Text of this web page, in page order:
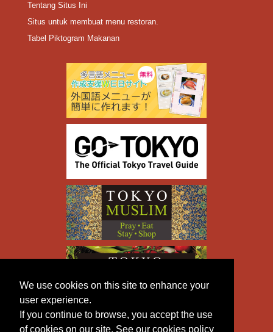
We use cookies on this site to enhance your
user experience.
If you continue to browse, you accept the use
of cookies on our site. See our cookies policy
Tentang Situs Ini
Situs untuk membuat menu restoran.
Tabel Piktogram Makanan